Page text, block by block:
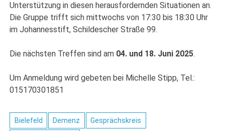
Unterstützung in diesen herausfordernden Situationen an.
Die Gruppe trifft sich mittwochs von 17:30 bis 18:30 Uhr
im Johannesstift, Schildescher Straße 99.
Die nächsten Treffen sind am 04. und 18. Juni 2025.
Um Anmeldung wird gebeten bei Michelle Stipp, Tel.:
015170301851
Bielefeld Demenz Gesprächskreis